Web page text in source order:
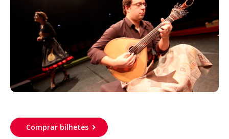
CULTURA
DESPORTO
Comprar bilhetes